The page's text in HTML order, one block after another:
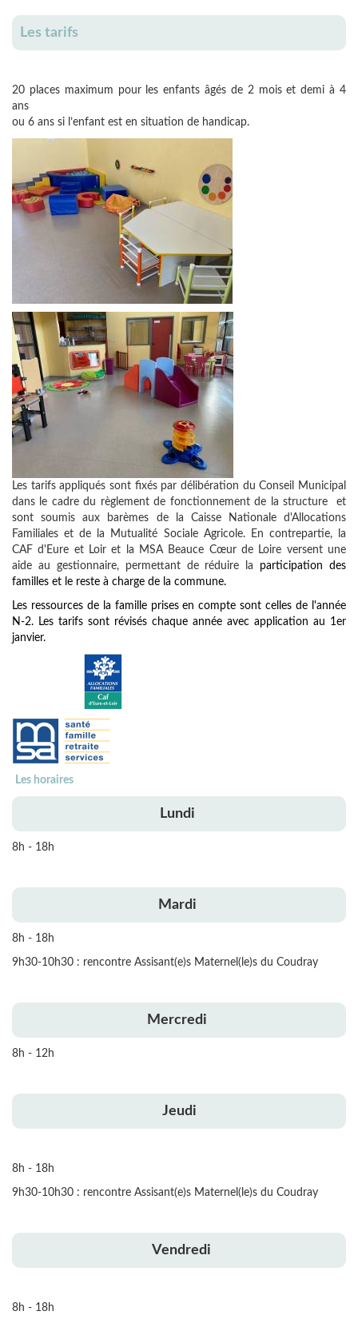
Les tarifs
20 places maximum pour les enfants âgés de 2 mois et demi à 4
ans
ou 6 ans si l’enfant est en situation de handicap.
Les tarifs appliqués sont fixés par délibération du Conseil Municipal
dans le cadre du règlement de fonctionnement de la structure et
sont soumis aux barèmes de la Caisse Nationale d'Allocations
Familiales et de la Mutualité Sociale Agricole. En contrepartie, la
CAF d'Eure et Loir et la MSA Beauce Cœur de Loire versent une
aide au gestionnaire, permettant de réduire la participation des
familles et le reste à charge de la commune.
Les ressources de la famille prises en compte sont celles de l'année
N-2. Les tarifs sont révisés chaque année avec application au 1er
janvier.
Les horaires
Lundi
8h - 18h
Mardi
8h - 18h
9h30-10h30 : rencontre Assisant(e)s Maternel(le)s du Coudray
Mercredi
8h - 12h
Jeudi
8h - 18h
9h30-10h30 : rencontre Assisant(e)s Maternel(le)s du Coudray
Vendredi
8h - 18h